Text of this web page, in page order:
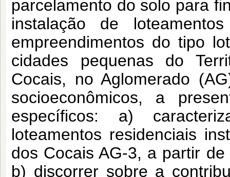
parcelamento do solo para
instalação de
empreendimentos do tipo
cidades pequenas do
Cocais, no Aglomerado
socioeconômicos, a
específicos: a)
loteamentos residenciais
dos Cocais AG-3, a partir
b) discorrer sobre a